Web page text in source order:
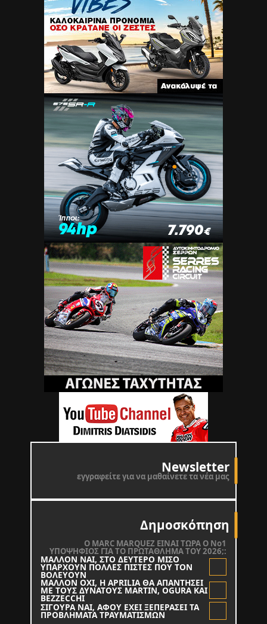
Newsletter
εγγραφείτε για να μαθαίνετε τα νέα μας
Δημοσκόπηση
O MARC MARQUEZ ΕΙΝΑΙ ΤΩΡΑ Ο Νο1
ΥΠΟΨΗΦΙΟΣ ΓΙΑ ΤΟ ΠΡΩΤΑΘΛΗΜΑ ΤΟΥ 2026;:
ΜΑΛΛΟΝ ΝΑΙ, ΣΤΟ ΔΕΥΤΕΡΟ ΜΙΣΟ
ΥΠΑΡΧΟΥΝ ΠΟΛΛΕΣ ΠΙΣΤΕΣ ΠΟΥ ΤΟΝ
ΒΟΛΕΥΟΥΝ
ΜΑΛΛΟΝ ΟΧΙ, Η APRILIA ΘΑ ΑΠΑΝΤΗΣΕΙ
ΜΕ ΤΟΥΣ ΔΥΝΑΤΟΥΣ MARTIN, OGURA KAI
BEZZECCHI
ΣΙΓΟΥΡΑ ΝΑΙ, ΑΦΟΥ ΕΧΕΙ ΞΕΠΕΡΑΣΕΙ ΤΑ
ΠΡΟΒΛΗΜΑΤΑ ΤΡΑΥΜΑΤΙΣΜΩΝ